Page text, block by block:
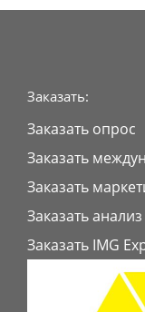
Заказать:
Заказать опрос
Заказать
Заказать
Заказать
Заказать IMG